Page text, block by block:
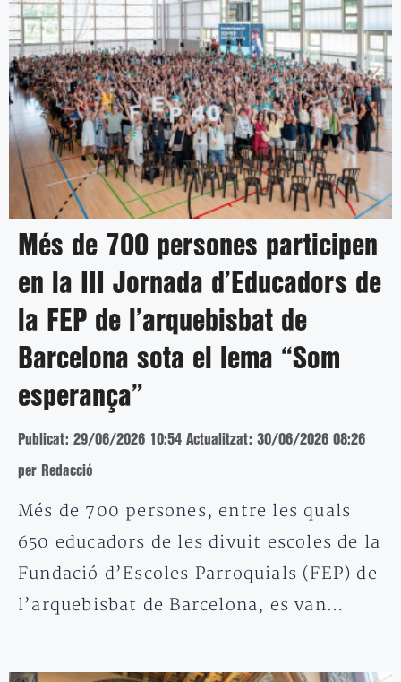
Més de 700 persones participen
en la III Jornada d’Educadors de
la FEP de l’arquebisbat de
Barcelona sota el lema “Som
esperança”
Publicat: 29/06/2026 10:54 Actualitzat: 30/06/2026 08:26
per Redacció
Més de 700 persones, entre les quals
650 educadors de les divuit escoles de la
Fundació d’Escoles Parroquials (FEP) de
l’arquebisbat de Barcelona, es van…